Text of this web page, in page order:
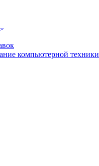
компьютерной техники